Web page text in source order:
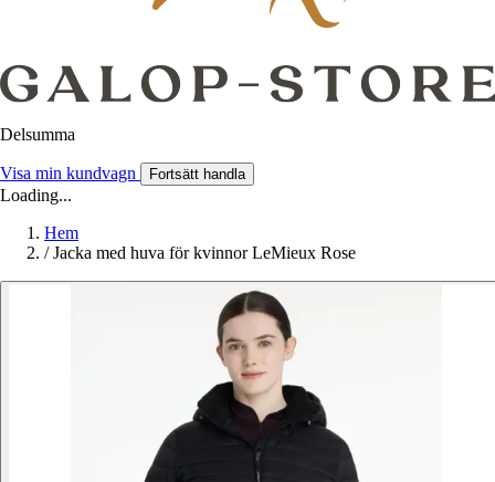
Delsumma
Visa min kundvagn Fortsätt handla
Loading...
Hem
/ Jacka med huva för kvinnor LeMieux Rose